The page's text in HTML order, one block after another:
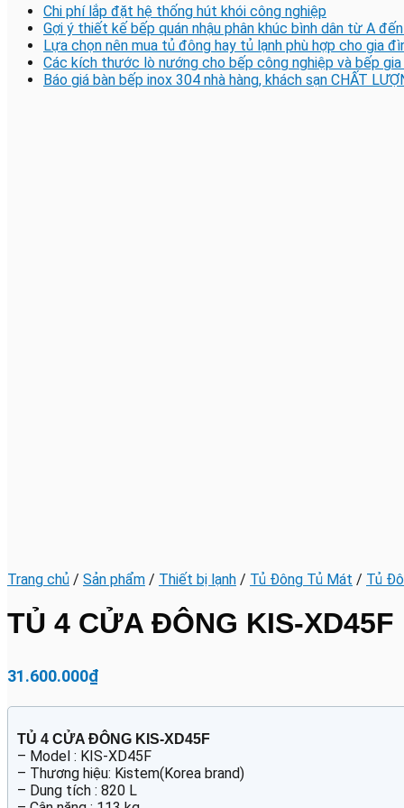
Chi phí lắp đặt hệ thống hút khói công nghiệp
Gợi ý thiết kế bếp quán nhậu phân khúc bình dân từ A
Lựa chọn nên mua tủ đông hay tủ lạnh phù hợp cho gia
Các kích thước lò nướng cho bếp công nghiệp và bếp
Báo giá bàn bếp inox 304 nhà hàng, khách sạn CHẤT
Trang chủ / Sản phẩm / Thiết bị lạnh / Tủ Đông Tủ Mát / Tủ
TỦ 4 CỬA ĐÔNG KIS-XD45F
31.600.000₫
TỦ 4 CỬA ĐÔNG KIS-XD45F
– Model : KIS-XD45F
– Thương hiệu: Kistem(Korea brand)
– Dung tích : 820 L